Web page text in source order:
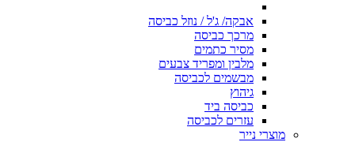
אבקה/ ג'ל / נוזל כביסה
מרכך כביסה
מסיר כתמים
מלבין ומפריד צבעים
מבשמים לכביסה
גיהוץ
כביסה ביד
עזרים לכביסה
מוצרי נייר